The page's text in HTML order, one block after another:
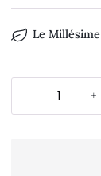
Le Millésime
− +